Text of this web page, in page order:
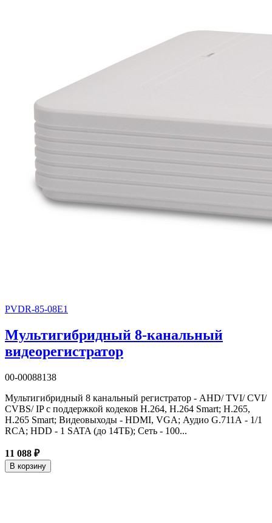
PVDR-85-08E1
Мультигибридный 8-канальный
видеорегистратор
00-00088138
Мультигибридный 8 канальный регистратор - AHD/ TVI/ CVI/
CVBS/ IP с поддержкой кодеков H.264, H.264 Smart; H.265,
H.265 Smart; Видеовыходы - HDMI, VGA; Аудио G.711А - 1/1
RCA; HDD - 1 SATA (до 14ТБ); Сеть - 100...
11 088 ₽
В корзину